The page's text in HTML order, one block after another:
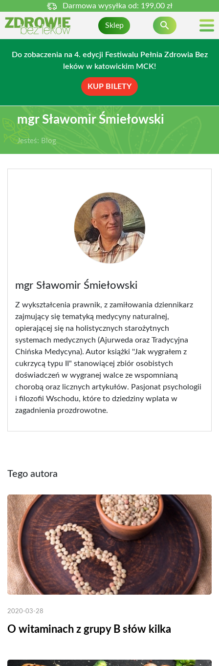
Darmowa wysyłka od: 199,00 zł
Sklep 
Do zobaczenia na 4. edycji Festiwalu Pełnia Zdrowia Bez
leków w katowickim MCK!
KUP BILETY
mgr Sławomir Śmiełowski
Jesteś: Blog
mgr Sławomir Śmiełowski
Z wykształcenia prawnik, z zamiłowania dziennikarz
zajmujący się tematyką medycyny naturalnej,
opierającej się na holistycznych starożytnych
systemach medycznych (Ajurweda oraz Tradycyjna
Chińska Medycyna). Autor książki ''Jak wygrałem z
cukrzycą typu II" stanowiącej zbiór osobistych
doświadczeń w wygranej walce ze wspomnianą
chorobą oraz licznych artykułów. Pasjonat psychologii
i filozofii Wschodu, które to dziedziny wplata w
zagadnienia prozdrowotne.
Tego autora
2020-03-28
O witaminach z grupy B słów kilka